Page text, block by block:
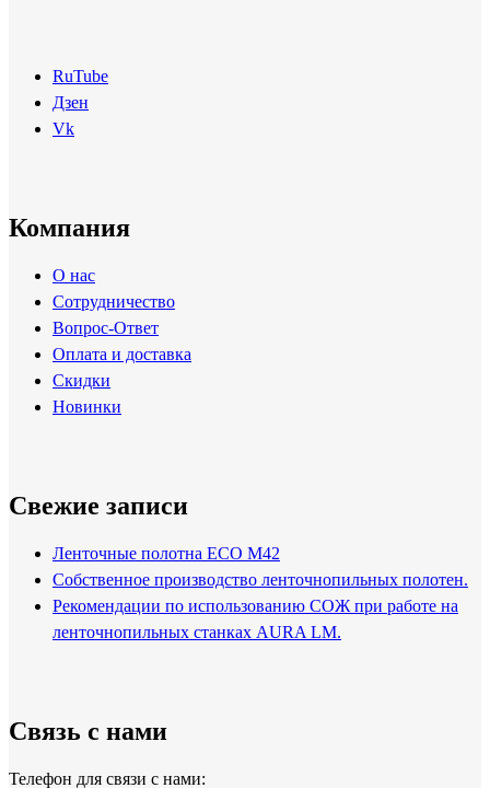
RuTube
Дзен
Vk
Компания
О нас
Сотрудничество
Вопрос-Ответ
Оплата и доставка
Скидки
Новинки
Свежие записи
Ленточные полотна ECO M42
Собственное производство ленточнопильных полотен.
Рекомендации по использованию СОЖ при работе на
ленточнопильных станках AURA LM.
Связь с нами
Телефон для связи с нами: